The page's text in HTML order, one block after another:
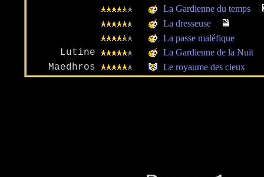
La Gardienne du temps
La dresseuse
La passe maléfique
Lutine La Gardienne de la Nuit
Maedhros Le royaume des cieux